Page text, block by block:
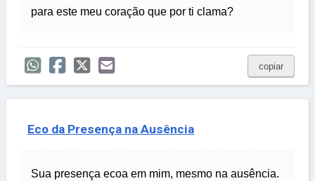
para este meu coração que por ti clama?
copiar
Eco da Presença na Ausência
Sua presença ecoa em mim, mesmo na ausência.